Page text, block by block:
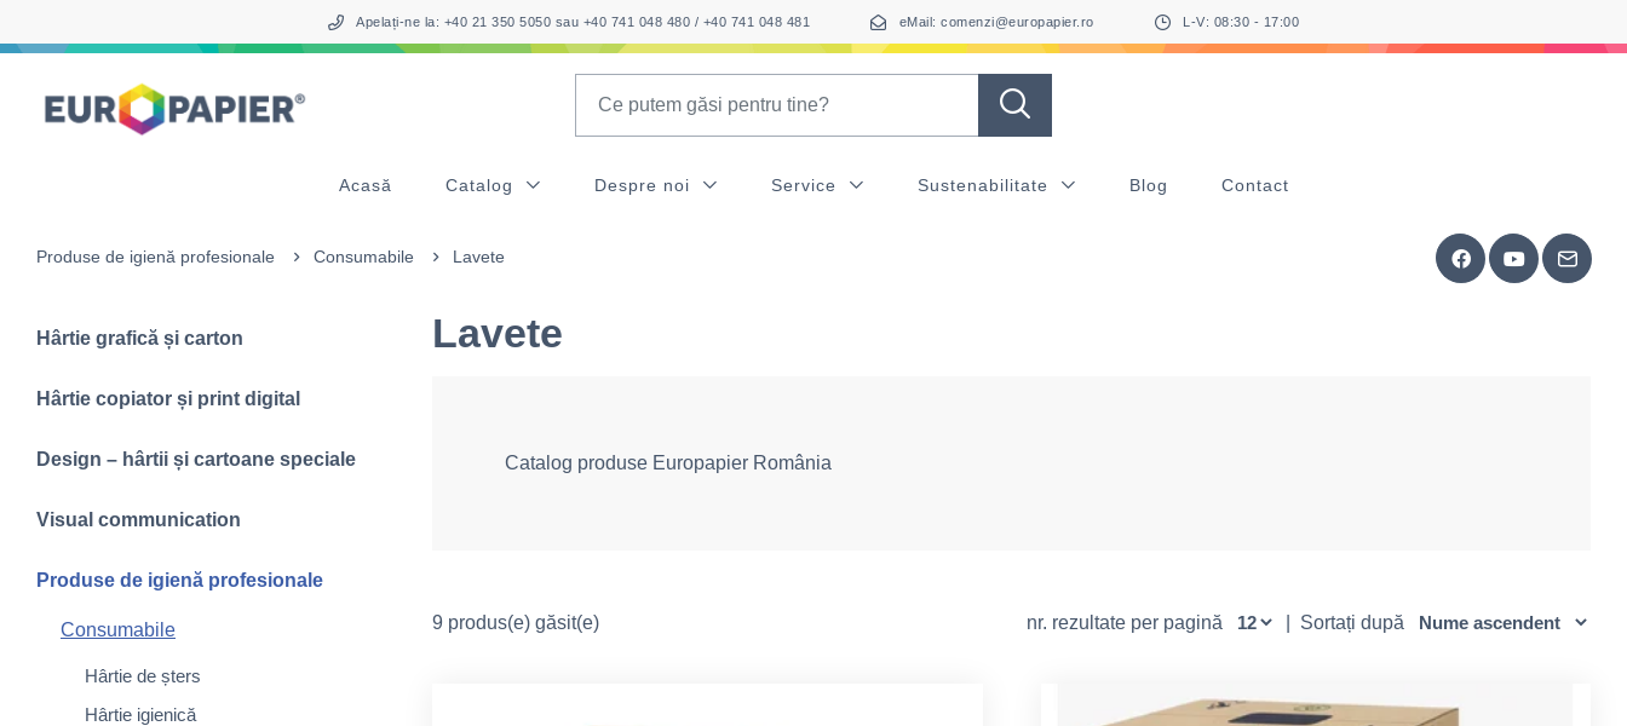
Apelați-ne la: +40 21 350 5050 sau +40 741 048 480 / +40 741 048 481 eMail: comenzi@europapier.ro L-V: 08:30 - 17:00
Acasă Catalog Despre noi Service Sustenabilitate Blog Contact
Produse de igienă profesionale Consumabile Lavete
Hârtie grafică și carton
Hârtie copiator și print digital
Design – hârtii și cartoane speciale
Visual communication
Produse de igienă profesionale
Consumabile
Hârtie de șters
Hârtie igienică
Lavete
Catalog produse Europapier România
9 produs(e) găsit(e) nr. rezultate per pagină Sortați după